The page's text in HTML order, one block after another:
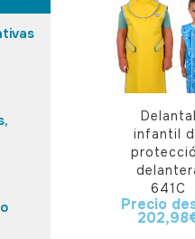
Delantal
infantil
641C
Precio
202,98